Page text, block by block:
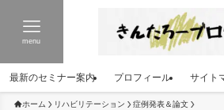
menu
最新のセミナー案内 プロフィール サイト
ホーム リハビリテーション 症例発表＆論文